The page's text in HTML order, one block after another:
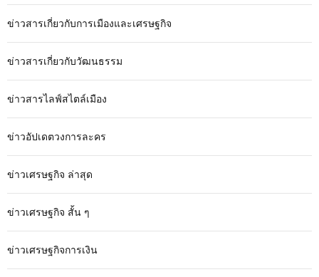
ข่าวสารเกี่ยวกับการเมืองและเศรษฐกิจ
ข่าวสารเกี่ยวกับวัฒนธรรม
ข่าวสารไลฟ์สไตล์เมือง
ข่าวอัปเดตวงการละคร
ข่าวเศรษฐกิจ ล่าสุด
ข่าวเศรษฐกิจ สั้น ๆ
ข่าวเศรษฐกิจการเงิน